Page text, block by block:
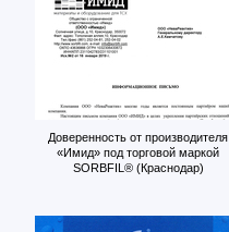
Доверенность от производителя
«Имид» под торговой маркой
SORBFIL® (Краснодар)